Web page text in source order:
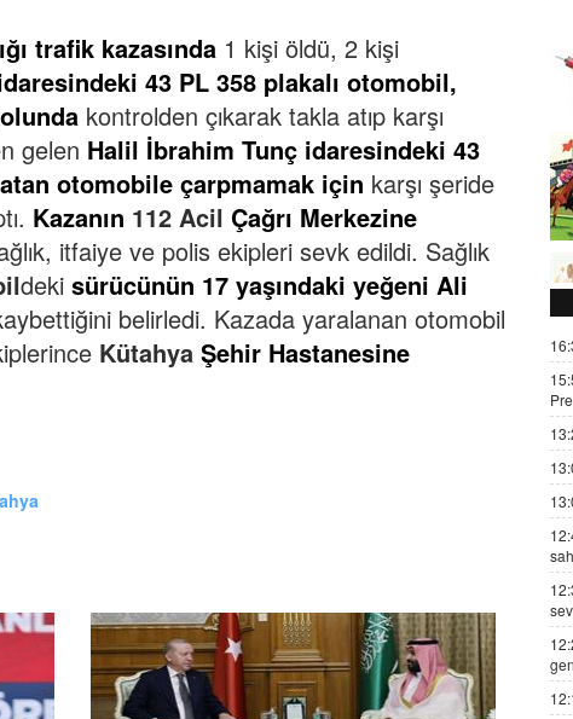
trafik kazasında 1 kişi öldü, 2 kişi
43 PL 358 plakalı otomobil,
kontrolden çıkarak takla atıp karşı
gelen Halil İbrahim Tunç idaresindeki 43
otomobile çarpmamak için karşı şeride
Kazanın 112 Acil Çağrı Merkezine
itfaiye ve polis ekipleri sevk edildi. Sağlık
deki sürücünün 17 yaşındaki yeğeni Ali
belirledi. Kazada yaralanan otomobil
Kütahya Şehir Hastanesine